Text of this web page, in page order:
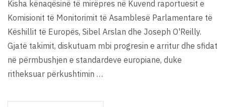
Kisha kënaqësinë të mirëpres në Kuvend raportuesit e
Komisionit të Monitorimit të Asamblesë Parlamentare të
Këshillit të Europës, Sibel Arslan dhe Joseph O'Reilly.
Gjatë takimit, diskutuam mbi progresin e arritur dhe sfidat
në përmbushjen e standardeve europiane, duke
ritheksuar përkushtimin …